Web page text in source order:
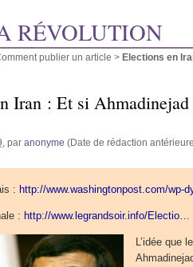
RÉVOLUTION
publier un article > Elections en
Iran : Et si
, par anonyme (Date de rédaction
: http://www.washingtonpost.com/wp-
: http://www.legrandsoir.info/Electio…
L’idée que